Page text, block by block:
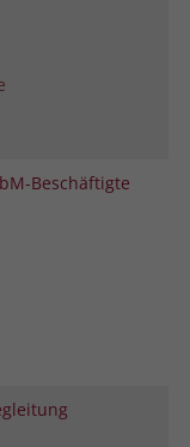
Beschäftigte